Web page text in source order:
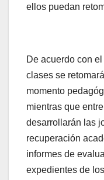
ellos puedan
De acuerdo con
clases se
momento
mientras que
desarrollarán las
recuperación
informes de
expedientes de